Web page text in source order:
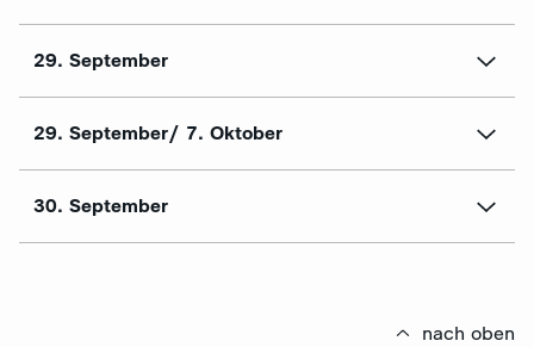
29. September
29. September/ 7. Oktober
30. September
nach oben